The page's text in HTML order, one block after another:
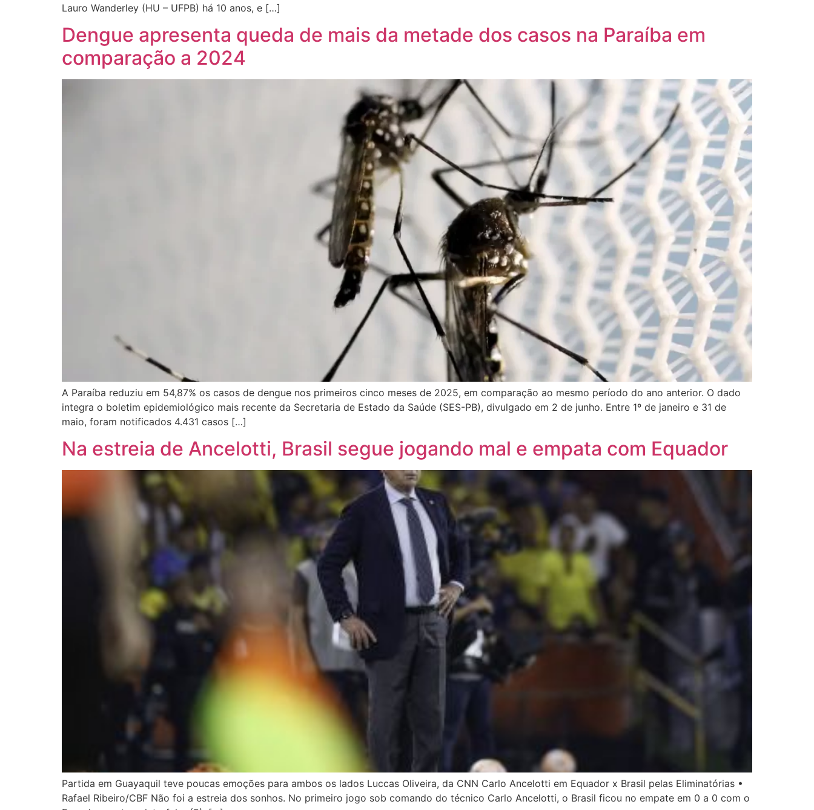
Lauro Wanderley (HU – UFPB) há 10 anos, e […]
Dengue apresenta queda de mais da metade dos casos na Paraíba em
comparação a 2024
A Paraíba reduziu em 54,87% os casos de dengue nos primeiros cinco meses de 2025, em comparação ao mesmo período do ano anterior. O dado
integra o boletim epidemiológico mais recente da Secretaria de Estado da Saúde (SES-PB), divulgado em 2 de junho. Entre 1º de janeiro e 31 de
maio, foram notificados 4.431 casos […]
Na estreia de Ancelotti, Brasil segue jogando mal e empata com Equador
Partida em Guayaquil teve poucas emoções para ambos os lados Luccas Oliveira, da CNN Carlo Ancelotti em Equador x Brasil pelas Eliminatórias •
Rafael Ribeiro/CBF Não foi a estreia dos sonhos. No primeiro jogo sob comando do técnico Carlo Ancelotti, o Brasil ficou no empate em 0 a 0 com o